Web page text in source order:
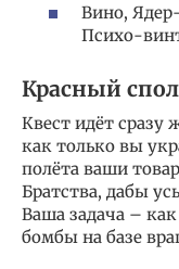
Вино,
Психо-
Красный
Квест идёт сразу
как только вы
полёта ваши
Братства, дабы
Ваша задача –
бомбы на базе